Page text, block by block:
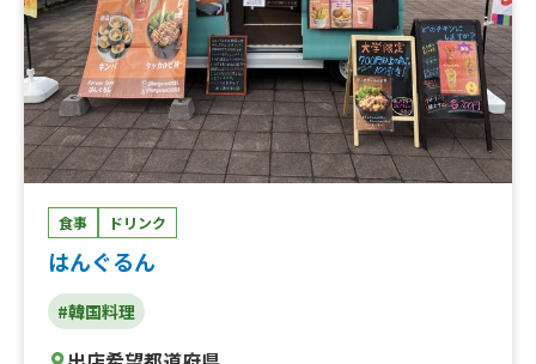
食事 ドリンク
はんぐるん
#韓国料理